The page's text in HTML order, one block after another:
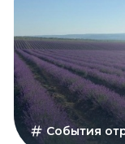
События